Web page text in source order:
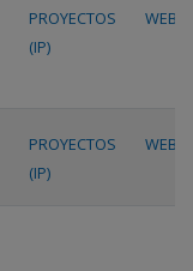
PROYECTOS
(IP)
WEB
PROYECTOS
(IP)
WEB